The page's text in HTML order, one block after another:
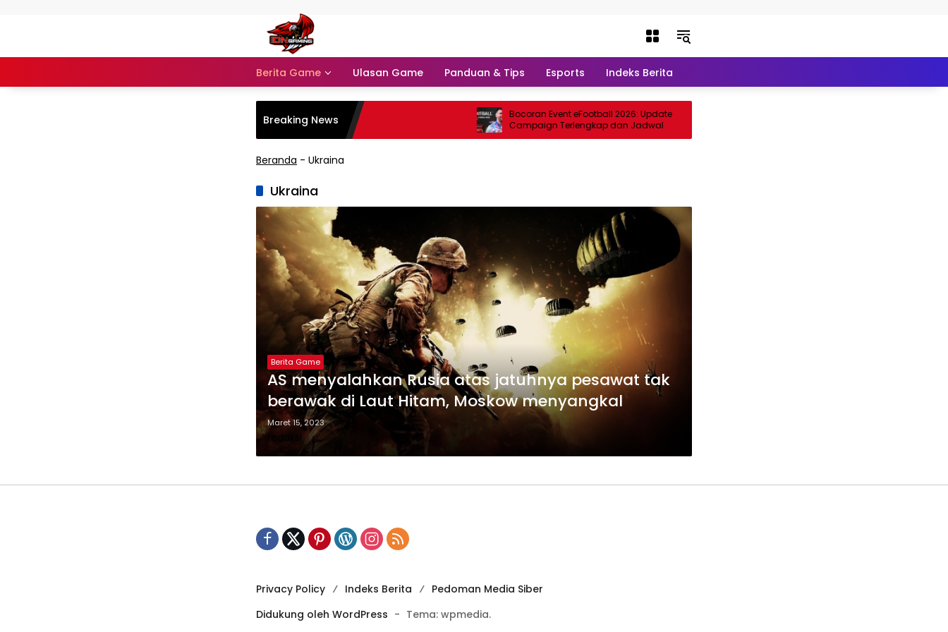
Berita Game Ulasan Game Panduan & Tips Esports Indeks Berita
Breaking News
Bocoran Event eFootball 2026: Update
Campaign Terlengkap dan Jadwal
Beranda - Ukraina
Ukraina
Berita Game
AS menyalahkan Rusia atas jatuhnya pesawat tak
berawak di Laut Hitam, Moskow menyangkal
Maret 15, 2023
redaksi
Privacy Policy Indeks Berita
Pedoman Media Siber
Didukung oleh WordPress - Tema: wpmedia.